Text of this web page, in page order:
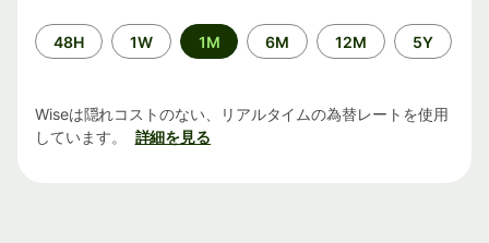
期
間
48H 1W 1M 6M 12M 5Y
Wiseは隠れコストのない、リアルタイムの為替レートを使用
しています。
詳細を見る